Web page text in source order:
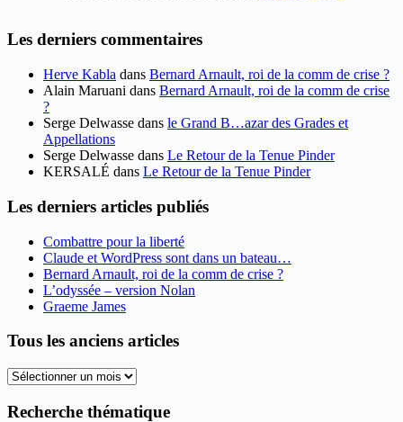
Les derniers commentaires
Herve Kabla dans Bernard Arnault, roi de la comm de crise ?
Alain Maruani dans Bernard Arnault, roi de la comm de crise
?
Serge Delwasse dans le Grand B…azar des Grades et
Appellations
Serge Delwasse dans Le Retour de la Tenue Pinder
KERSALÉ dans Le Retour de la Tenue Pinder
Les derniers articles publiés
Combattre pour la liberté
Claude et WordPress sont dans un bateau…
Bernard Arnault, roi de la comm de crise ?
L’odyssée – version Nolan
Graeme James
Tous les anciens articles
Tous
anciens
Recherche thématique